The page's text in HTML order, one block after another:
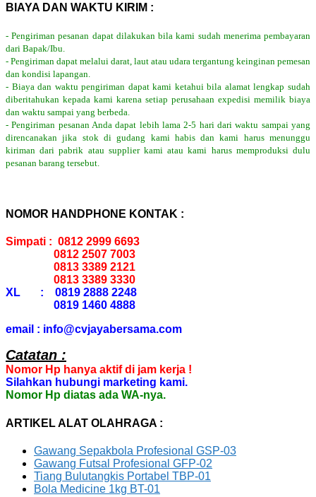
BIAYA DAN WAKTU KIRIM :
- Pengiriman pesanan dapat dilakukan bila kami sudah menerima pembayaran
dari Bapak/Ibu.
- Pengiriman dapat melalui darat, laut atau udara tergantung keinginan pemesan
dan kondisi lapangan.
- Biaya dan waktu pengiriman dapat kami ketahui bila alamat lengkap sudah
diberitahukan kepada kami karena setiap perusahaan expedisi memilik biaya
dan waktu sampai yang berbeda.
- Pengiriman pesanan Anda dapat lebih lama 2-5 hari dari waktu sampai yang
direncanakan jika stok di gudang kami habis dan kami harus menunggu
kiriman dari pabrik atau supplier kami atau kami harus memproduksi dulu
pesanan barang tersebut.
NOMOR HANDPHONE KONTAK :
Simpati : 0812 2999 6693
0812 2507 7003
0813 3389 2121
0813 3389 3330
XL : 0819 2888 2248
0819 1460 4888
email : info@cvjayabersama.com
Catatan :
Nomor Hp hanya aktif di jam kerja !
Silahkan hubungi marketing kami.
Nomor Hp diatas ada WA-nya.
ARTIKEL ALAT OLAHRAGA :
Gawang Sepakbola Profesional GSP-03
Gawang Futsal Profesional GFP-02
Tiang Bulutangkis Portabel TBP-01
Bola Medicine 1kg BT-01